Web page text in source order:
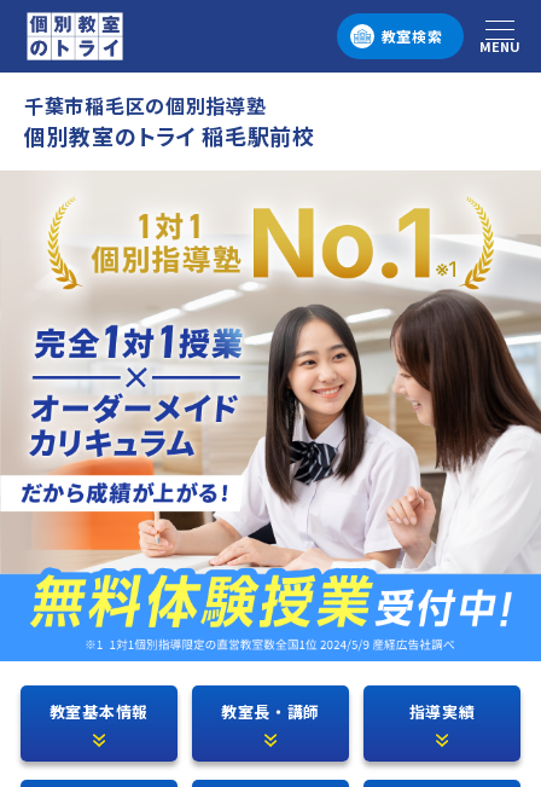
教室検索
メニュー
MENU
千葉市稲毛区の個別指導塾
個別教室のトライ 稲毛駅前校
教室基本情報 教室長・講師 指導実績